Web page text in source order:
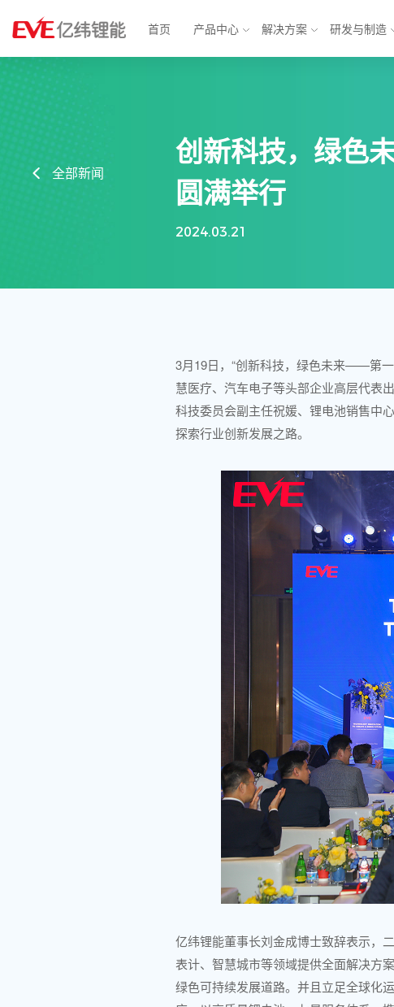
首页 产品中心 解决方案 研发与制造
锂原电池
小型锂离子电池
圆柱电池
方形铁锂电
智能表计
汽车电子
智能安防
智慧城市
消费应用
全部新闻
创新科技，绿色
圆满举行
2024.03.21
3月19日，“创新科技，绿色未来——第
慧医疗、汽车电子等头部企业高层代表
科技委员会副主任祝媛、锂电池销售中
探索行业创新发展之路。
亿纬锂能董事长刘金成博士致辞表示，
表计、智慧城市等领域提供全面解决方
绿色可持续发展道路。并且立足全球化